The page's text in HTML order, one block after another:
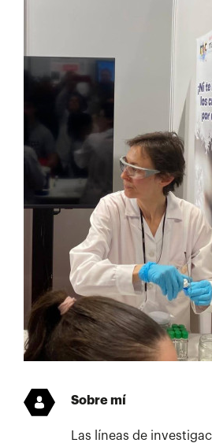
Sobre mí
Las líneas de